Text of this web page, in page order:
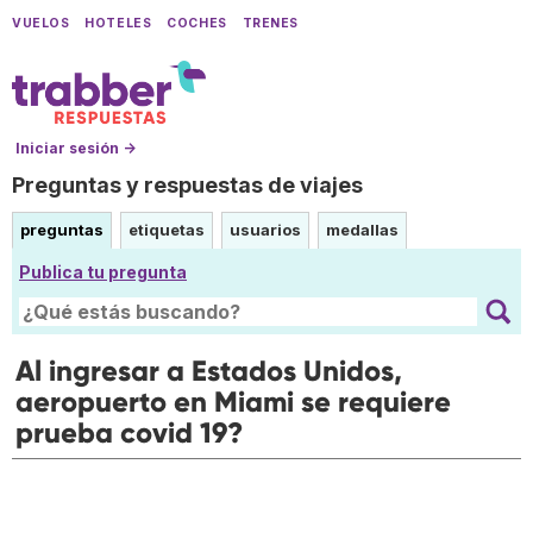
VUELOS HOTELES COCHES TRENES
Iniciar sesión →
Preguntas y respuestas de viajes
preguntas etiquetas usuarios medallas
Publica tu pregunta
Al ingresar a Estados Unidos,
aeropuerto en Miami se requiere
prueba covid 19?